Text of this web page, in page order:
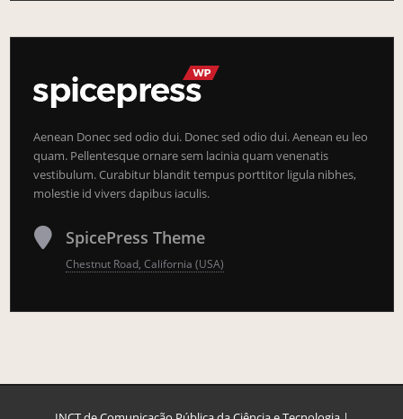
Aenean Donec sed odio dui. Donec sed odio dui. Aenean eu leo
quam. Pellentesque ornare sem lacinia quam venenatis
vestibulum. Curabitur blandit tempus porttitor ligula nibhes,
molestie id vivers dapibus iaculis.
SpicePress Theme
Chestnut Road, California (USA)